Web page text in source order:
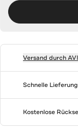
Versand durch
Schnelle
Kostenlose